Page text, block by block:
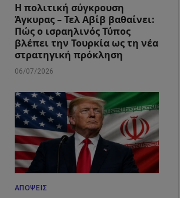
Η πολιτική σύγκρουση
Άγκυρας – Τελ Αβίβ βαθαίνει:
Πώς ο ισραηλινός Τύπος
βλέπει την Τουρκία ως τη νέα
στρατηγική πρόκληση
06/07/2026
ΑΠΌΨΕΙΣ